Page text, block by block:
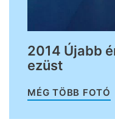
2014 Újabb
ezüst
MÉG TÖBB FOTÓ